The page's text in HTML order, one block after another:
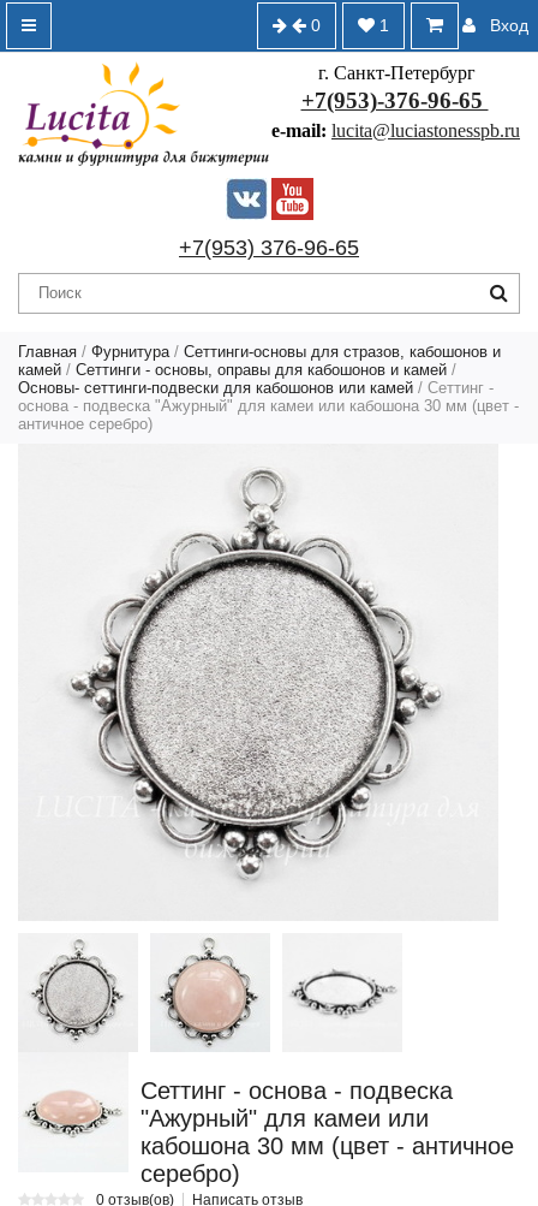
Вход
1
0
г. Санкт-Петербург
+7(953)-376-96-65
e-mail: lucita@luciastonesspb.ru
+7(953) 376-96-65
Главная / Фурнитура / Сеттинги-основы для стразов, кабошонов и
камей / Сеттинги - основы, оправы для кабошонов и камей /
Основы- сеттинги-подвески для кабошонов или камей / Сеттинг -
основа - подвеска "Ажурный" для камеи или кабошона 30 мм (цвет -
античное серебро)
Сеттинг - основа - подвеска
"Ажурный" для камеи или
кабошона 30 мм (цвет - античное
серебро)
0 отзыв(ов) Написать отзыв